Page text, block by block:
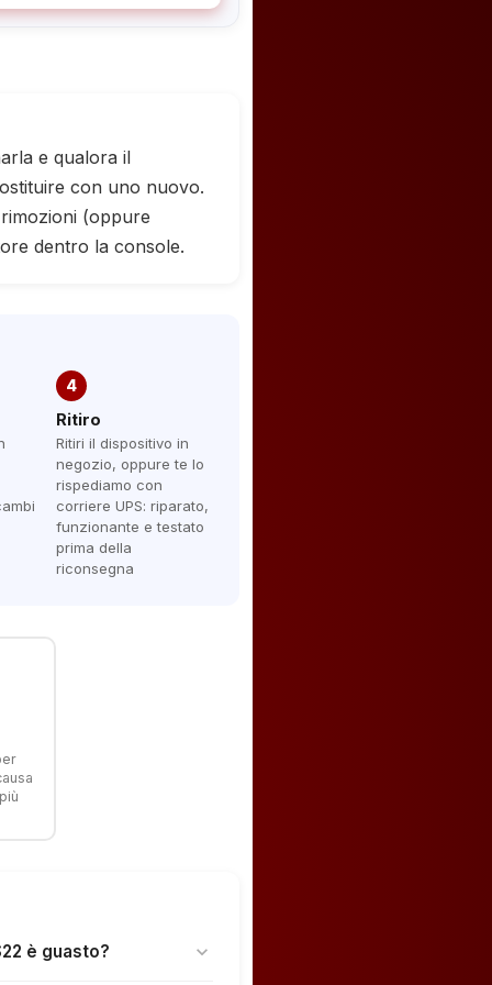
e qualora il
con uno nuovo.
(oppure
dentro la console.
4
Ritiro
Ritiri il dispositivo in
negozio, oppure te lo
rispediamo con
corriere UPS: riparato,
funzionante e testato
prima della
riconsegna
è guasto? expand_more